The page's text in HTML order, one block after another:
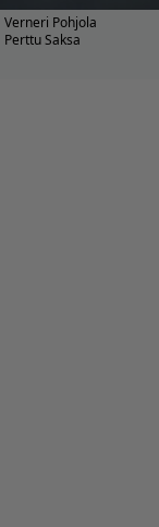
Verneri Pohjola
Perttu Saksa